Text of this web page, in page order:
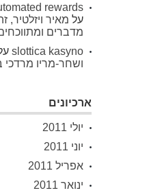
rewards
על מאיר ויזלטיר,
מדברים
slottica kasyno
ושחר-מריו
ארכיונים
יולי 2011
יוני 2011
אפריל 2011
ינואר 2011